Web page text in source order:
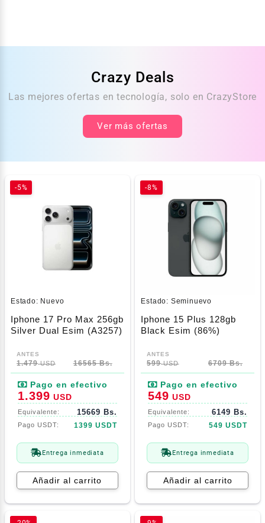
Crazy Deals
Las mejores ofertas en tecnología, solo en CrazyStore
Ver más ofertas
-5%
Estado: Nuevo
Iphone 17 Pro Max 256gb
Silver Dual Esim (A3257)
1.479USD 16565 Bs.
1.399 USD
15669 Bs.
1399 USDT
Entrega inmediata
Añadir al carrito
-8%
Estado: Seminuevo
Iphone 15 Plus 128gb
Black Esim (86%)
599USD 6709 Bs.
549 USD
6149 Bs.
549 USDT
Entrega inmediata
Añadir al carrito